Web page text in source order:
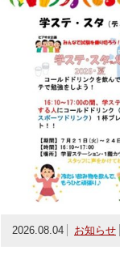
2026.08.04 お知らせ